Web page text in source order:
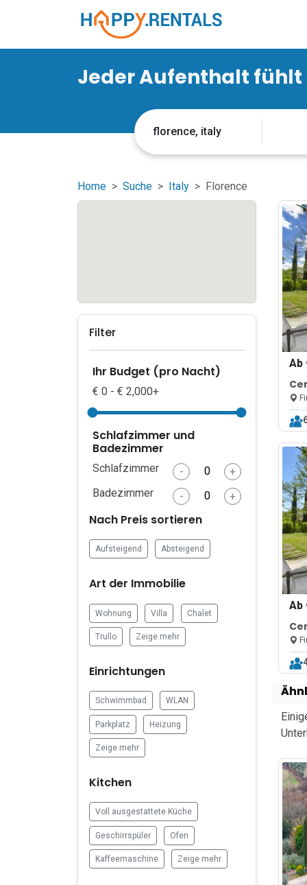
Jeder Aufenthalt fühlt
Home Suche Italy Florence
Filter
Ihr Budget (pro Nacht)
€ 0 - € 2,000+
Schlafzimmer und
Badezimmer
Schlafzimmer -
+
Badezimmer
- +
Nach Preis sortieren
Aufsteigend Absteigend
Art der Immobilie
Wohnung Villa Chalet
Trullo Zeige mehr
Einrichtungen
Schwimmbad WLAN
Parkplatz Heizung
Zeige mehr
Kitchen
Voll ausgestattete Küche
Geschirrspüler Ofen
Kaffeemaschine Zeige mehr
Ab
Ab